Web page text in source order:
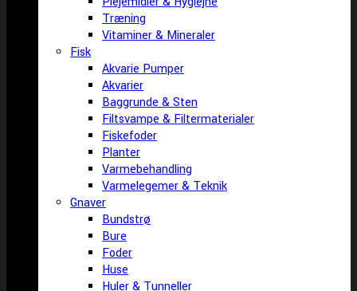
Træning
Vitaminer & Mineraler
Fisk
Akvarie Pumper
Akvarier
Baggrunde & Sten
Filtsvampe & Filtermaterialer
Fiskefoder
Planter
Varmebehandling
Varmelegemer & Teknik
Gnaver
Bundstrø
Bure
Foder
Huse
Huler & Tunneller